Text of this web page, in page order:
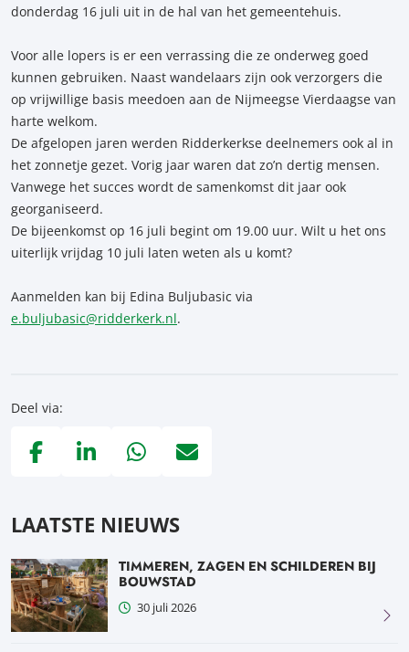
donderdag 16 juli uit in de hal van het gemeentehuis.
Voor alle lopers is er een verrassing die ze onderweg goed
kunnen gebruiken. Naast wandelaars zijn ook verzorgers die
op vrijwillige basis meedoen aan de Nijmeegse Vierdaagse van
harte welkom.
De afgelopen jaren werden Ridderkerkse deelnemers ook al in
het zonnetje gezet. Vorig jaar waren dat zo’n dertig mensen.
Vanwege het succes wordt de samenkomst dit jaar ook
georganiseerd.
De bijeenkomst op 16 juli begint om 19.00 uur. Wilt u het ons
uiterlijk vrijdag 10 juli laten weten als u komt?
Aanmelden kan bij Edina Buljubasic via
e.buljubasic@ridderkerk.nl.
Deel via:
LAATSTE NIEUWS
TIMMEREN, ZAGEN EN SCHILDEREN BIJ
BOUWSTAD
30 juli 2026